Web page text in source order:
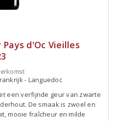
d'Oc Vieilles
- Languedoc
een verfijnde geur van zwarte
De smaak is zwoel en
mooie fraîcheur en milde